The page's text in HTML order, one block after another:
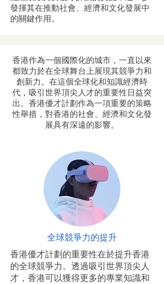
發揮其在推動社會、經濟和文化發展中
的關鍵作用。
香港作為一個國際化的城市，一直以來
都致力於在全球舞台上展現其競爭力和
創新力。在這個全球化和知識經濟時
代，吸引世界頂尖人才的重要性日益突
出。香港優才計劃作為一項重要的策略
性舉措，對香港的社會、經濟和文化發
展具有深遠的影響。
全球競爭力的提升
香港優才計劃的重要性在於提升香港
的全球競爭力。透過吸引世界頂尖人
才，香港可以獲得更多的專業知識和